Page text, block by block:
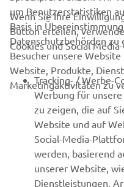
UNTERNEHMEN
B2B
MEHR VON YAMAHA
SUPPORT
NEWSLETTER
um Benutzerstatistiken
Basis in
Datenschutzbehörden
Besucher unsere
Website, Produkte,
Marketingaktivitäten zu
Wenn Sie Ihre
Button erteilen,
Cookies und Social
Tracking- / Werbe-
Werbung für
zu zeigen, die auf
Website und auf
Social-Media-
werden, basierend
unserer Website,
Dienstleistungen,